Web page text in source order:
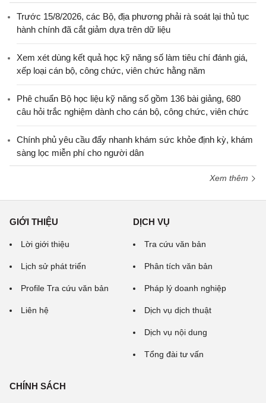
Trước 15/8/2026, các Bộ, địa phương phải rà soát lại thủ tục
hành chính đã cắt giảm dựa trên dữ liệu
Xem xét dùng kết quả học kỹ năng số làm tiêu chí đánh giá,
xếp loại cán bộ, công chức, viên chức hằng năm
Phê chuẩn Bộ học liệu kỹ năng số gồm 136 bài giảng, 680
câu hỏi trắc nghiệm dành cho cán bộ, công chức, viên chức
Chính phủ yêu cầu đẩy nhanh khám sức khỏe định kỳ, khám
sàng lọc miễn phí cho người dân
Xem thêm
GIỚI THIỆU
Lời giới thiệu
Lịch sử phát triển
Profile Tra cứu văn bản
Liên hệ
DỊCH VỤ
Tra cứu văn bản
Phân tích văn bản
Pháp lý doanh nghiệp
Dịch vụ dịch thuật
Dịch vụ nội dung
Tổng đài tư vấn
CHÍNH SÁCH